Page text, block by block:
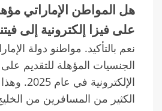
هل المواطن الإماراتي
على فيزا إلكترونية إلى فيتنام
نعم بالتأكيد. مواطنو دولة
الجنسيات المؤهلة للتقديم على
الكثير من المسافرين من